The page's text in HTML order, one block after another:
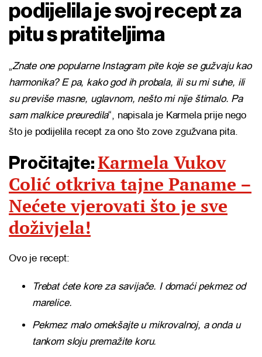
podijelila je svoj recept za
pitu s pratiteljima
„Znate one popularne Instagram pite koje se gužvaju kao
harmonika? E pa, kako god ih probala, ili su mi suhe, ili
su previše masne, uglavnom, nešto mi nije štimalo. Pa
sam malkice preuredila“, napisala je Karmela prije nego
što je podijelila recept za ono što zove zgužvana pita.
Pročitajte: Karmela Vukov
Colić otkriva tajne Paname –
Nećete vjerovati što je sve
doživjela!
Ovo je recept:
Trebat ćete kore za savijače. I domaći pekmez od
marelice.
Pekmez malo omekšajte u mikrovalnoj, a onda u
tankom sloju premažite koru.